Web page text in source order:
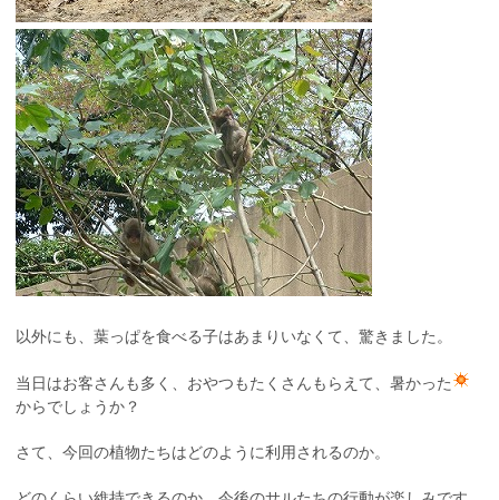
以外にも、葉っぱを食べる子はあまりいなくて、驚きました。
当日はお客さんも多く、おやつもたくさんもらえて、暑かった
からでしょうか？
さて、今回の植物たちはどのように利用されるのか。